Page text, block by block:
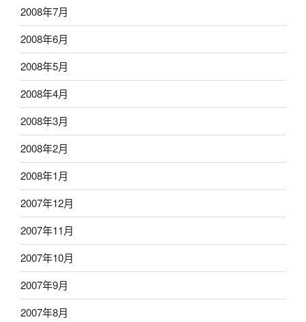
2008年7月
2008年6月
2008年5月
2008年4月
2008年3月
2008年2月
2008年1月
2007年12月
2007年11月
2007年10月
2007年9月
2007年8月